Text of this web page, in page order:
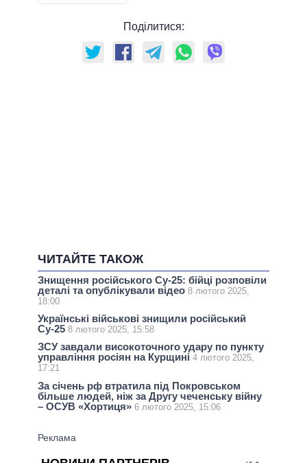
Поділитися:
ЧИТАЙТЕ ТАКОЖ
Знищення російського Су-25: бійці розповіли
деталі та опублікували відео 8 лютого 2025,
18:00
Українські військові знищили російський
Су-25 8 лютого 2025, 15:58
ЗСУ завдали високоточного удару по пункту
управління росіян на Курщині 4 лютого 2025,
17:21
За січень рф втратила під Покровськом
більше людей, ніж за Другу чеченську війну
– ОСУВ «Хортиця» 6 лютого 2025, 15:06